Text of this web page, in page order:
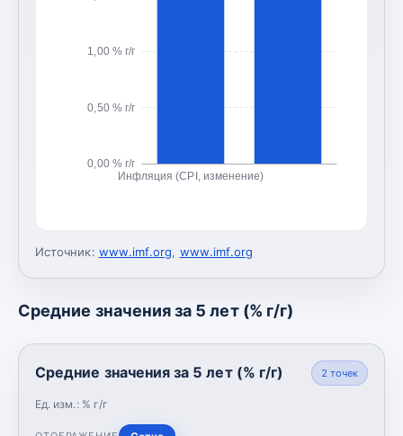
0,00 % г/г
0,50 % г/г
1,00 % г/г
Инфляция (CPI, изменение)
Источник: www.imf.org, www.imf.org
Средние значения за 5 лет (% г/г)
Средние значения за 5 лет (% г/г)
Ед. изм.: % г/г
2 точек